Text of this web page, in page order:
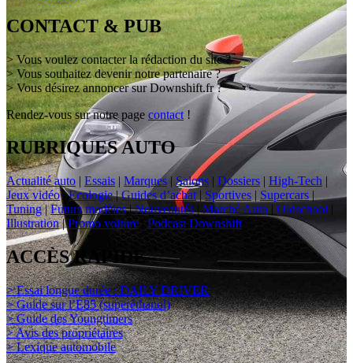
CONTACT & PUB
> Vous voulez contacter la rédaction du site ?
> Vous souhaitez devenir notre partenaire ?
> Vous désirez annoncer sur Downshift.fr ?
Rendez-vous sur notre page contact !
RUBRIQUES AUTO
Actualité auto | Essais | Marques |Salons | Dossiers | High-Tech |
Jeux vidéo|Ecologie|Guides d’achat | Sportives | Supercars |
Tuning|Futurs modèles|Nouveautés| Marché Auto | Oldschool |
Illustration|Promo voiture Podcast Downshift
ACCÈS RAPIDE
> Essai longue durée : DAILY DRIVER
> Guide sur l’E85 (superéthanol)
> Guide des Youngtimers
> Avis des propriétaires
> Lexique automobile